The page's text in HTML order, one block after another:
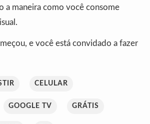
a maneira como você consome
e você está convidado a fazer
CELULAR
GOOGLE TV GRÁTIS